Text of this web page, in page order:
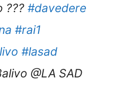
??? #davedere
#rai1
#lasad
@LA SAD